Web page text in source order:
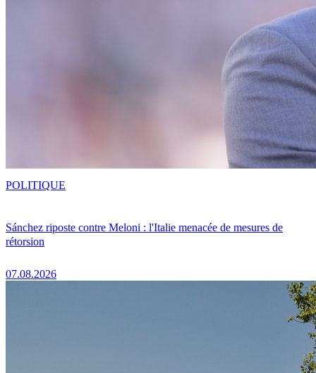
Sánchez riposte contre Meloni : l'Italie menacée de mesures de
rétorsion
07.08.2026
POLITIQUE